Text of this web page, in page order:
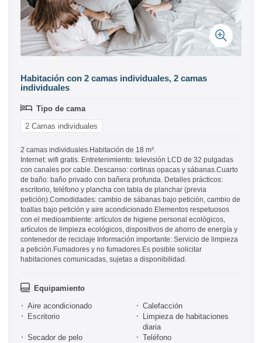
Habitación con 2 camas individuales, 2 camas
individuales
Tipo de cama
2 Camas individuales
2 camas individuales.Habitación de 18 m².
Internet: wifi gratis. Entretenimiento: televisión LCD de 32 pulgadas
con canales por cable. Descanso: cortinas opacas y sábanas.Cuarto
de baño: baño privado con bañera profunda. Detalles prácticos:
escritorio, teléfono y plancha con tabla de planchar (previa
petición).Comodidades: cambio de sábanas bajo petición, cambio de
toallas bajo petición y aire acondicionado.Elementos respetuosos
con el medioambiente: artículos de higiene personal ecológicos,
artículos de limpieza ecológicos, dispositivos de ahorro de energía y
contenedor de reciclaje Información importante: Servicio de limpieza
a petición.Fumadores y no fumadores.Es posible solicitar
habitaciones comunicadas, sujetas a disponibilidad.
Equipamiento
Aire acondicionado
Calefacción
Escritorio
Limpieza de habitaciones
diaria
Secador de pelo
Teléfono